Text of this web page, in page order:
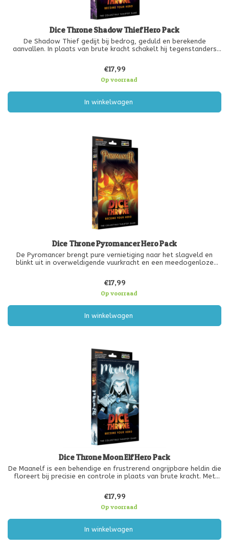
Dice Throne Shadow Thief Hero Pack
De Shadow Thief gedijt bij bedrog, geduld en berekende
aanvallen. In plaats van brute kracht schakelt hij tegenstanders
maakt hem
€17,99
Op voorraad
In winkelwagen
Dice Throne Pyromancer Hero Pack
De Pyromancer brengt pure vernietiging naar het slagveld en
blinkt uit in overweldigende vuurkracht en een meedogenloze
herleiden, al vereist
€17,99
Op voorraad
In winkelwagen
Dice Throne Moon Elf Hero Pack
De Maanelf is een behendige en frustrerend ongrijpbare heldin die
floreert bij precisie en controle in plaats van brute kracht. Met
€17,99
Op voorraad
In winkelwagen